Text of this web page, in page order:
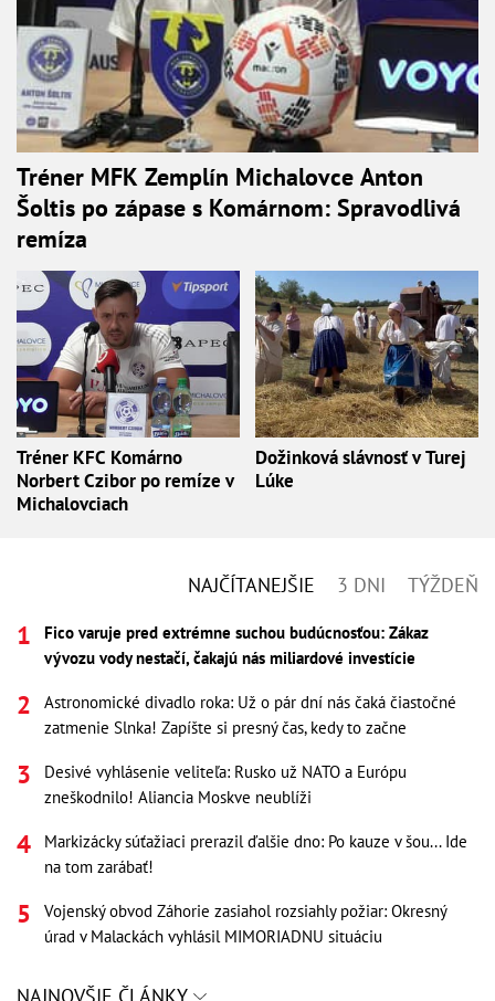
Tréner MFK Zemplín Michalovce Anton
Šoltis po zápase s Komárnom: Spravodlivá
remíza
Tréner KFC Komárno
Norbert Czibor po remíze v
Michalovciach
Dožinková slávnosť v Turej
Lúke
NAJČÍTANEJŠIE 3 DNI TÝŽDEŇ
Fico varuje pred extrémne suchou budúcnosťou: Zákaz
vývozu vody nestačí, čakajú nás miliardové investície
Astronomické divadlo roka: Už o pár dní nás čaká čiastočné
zatmenie Slnka! Zapíšte si presný čas, kedy to začne
Desivé vyhlásenie veliteľa: Rusko už NATO a Európu
zneškodnilo! Aliancia Moskve neublíži
Markizácky súťažiaci prerazil ďalšie dno: Po kauze v šou... Ide
na tom zarábať!
Vojenský obvod Záhorie zasiahol rozsiahly požiar: Okresný
úrad v Malackách vyhlásil MIMORIADNU situáciu